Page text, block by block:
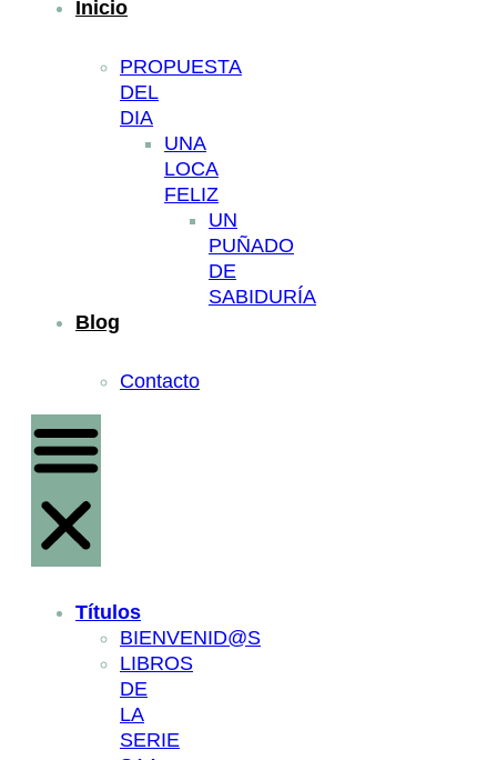
Inicio
PROPUESTA
DEL
DIA
UNA
LOCA
FELIZ
UN
PUÑADO
DE
SABIDURÍA
Blog
Contacto
Títulos
BIENVENID@S
LIBROS
DE
LA
SERIE